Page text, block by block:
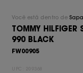
Você está dentro de
TOMMY HILFIGER
990 BLACK
FW00905
UPC: 209368